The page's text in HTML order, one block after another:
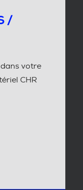
/
votre
CHR